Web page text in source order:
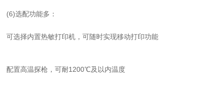
(6)选配功能多 ：
可选择内置热敏打印机，可随时实现移动打印功能
配置高温探枪，可耐1200℃及以内温度